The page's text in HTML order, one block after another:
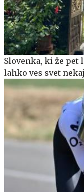
Slovenka, ki že pet
lahko ves svet